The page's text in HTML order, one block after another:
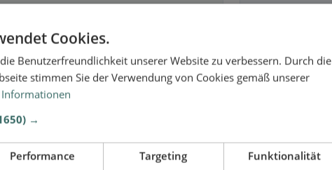
Carne e Pesce, Pizzeria, Cerimonie,
🌱 🌾 🕌 🥬. Così aiuti altri ospiti in
glutine, vegano, vegetariano o halal.
Cookies.
Benutzerfreundlichkeit unserer Website zu verbessern. Durch die
stimmen Sie der Verwendung von Cookies gemäß unserer
→
Performance Targeting Funktionalität